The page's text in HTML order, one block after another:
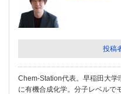
投稿
Chem-Station代表。早稲田大学
に有機合成化学。分子レベルで